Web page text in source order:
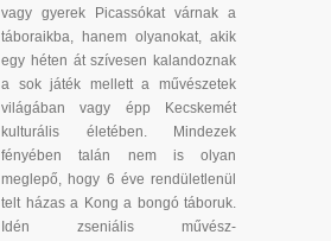
vagy gyerek Picassókat várnak a
táboraikba, hanem olyanokat, akik
egy héten át szívesen kalandoznak
a sok játék mellett a művészetek
világában vagy épp Kecskemét
kulturális életében. Mindezek
fényében talán nem is olyan
meglepő, hogy 6 éve rendületlenül
telt házas a Kong a bongó táboruk.
Idén zseniális művész-